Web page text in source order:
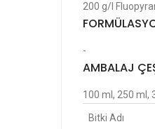
200 g/l
-
AMBALAJ
100 ml, 250 ml,
Bitki Adı